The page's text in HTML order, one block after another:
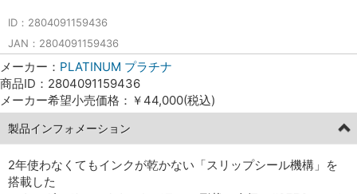
ID：2804091159436
JAN：2804091159436
メーカー： PLATINUM プラチナ
商品ID：2804091159436
メーカー希望小売価格：￥44,000(税込)
製品インフォメーション
2年使わなくてもインクが乾かない「スリップシール機構」を
搭載した